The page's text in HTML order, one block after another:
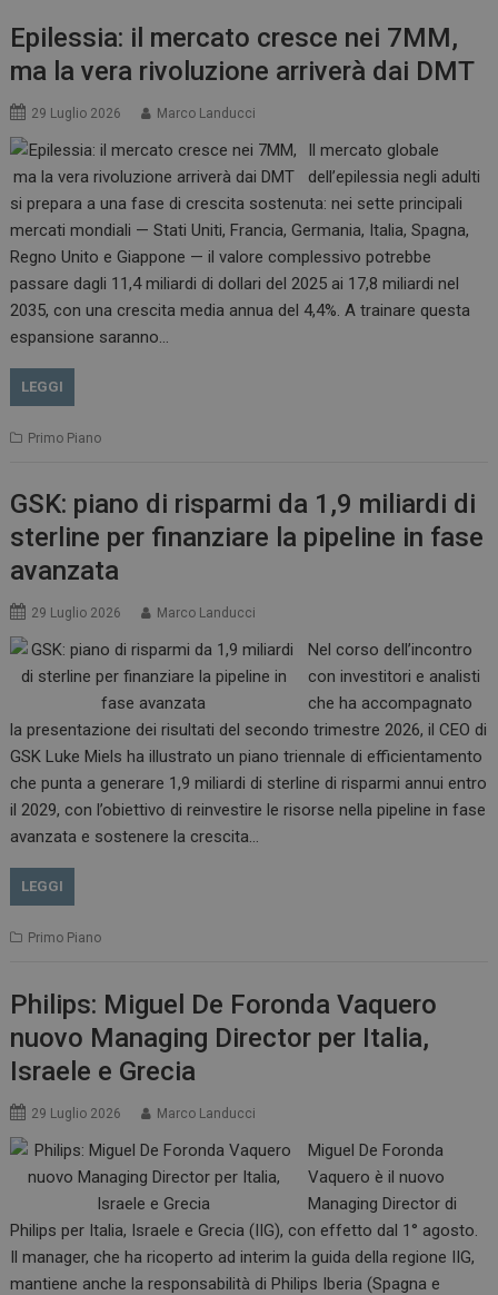
Epilessia: il mercato cresce nei 7MM,
ma la vera rivoluzione arriverà dai DMT
29 Luglio 2026 Marco Landucci
Il mercato globale
dell’epilessia negli adulti
si prepara a una fase di crescita sostenuta: nei sette principali
mercati mondiali — Stati Uniti, Francia, Germania, Italia, Spagna,
Regno Unito e Giappone — il valore complessivo potrebbe
passare dagli 11,4 miliardi di dollari del 2025 ai 17,8 miliardi nel
2035, con una crescita media annua del 4,4%. A trainare questa
espansione saranno…
LEGGI
Primo Piano
GSK: piano di risparmi da 1,9 miliardi di
sterline per finanziare la pipeline in fase
avanzata
29 Luglio 2026 Marco Landucci
Nel corso dell’incontro
con investitori e analisti
che ha accompagnato
la presentazione dei risultati del secondo trimestre 2026, il CEO di
GSK Luke Miels ha illustrato un piano triennale di efficientamento
che punta a generare 1,9 miliardi di sterline di risparmi annui entro
il 2029, con l’obiettivo di reinvestire le risorse nella pipeline in fase
avanzata e sostenere la crescita…
LEGGI
Primo Piano
Philips: Miguel De Foronda Vaquero
nuovo Managing Director per Italia,
Israele e Grecia
29 Luglio 2026 Marco Landucci
Miguel De Foronda
Vaquero è il nuovo
Managing Director di
Philips per Italia, Israele e Grecia (IIG), con effetto dal 1° agosto.
Il manager, che ha ricoperto ad interim la guida della regione IIG,
mantiene anche la responsabilità di Philips Iberia (Spagna e